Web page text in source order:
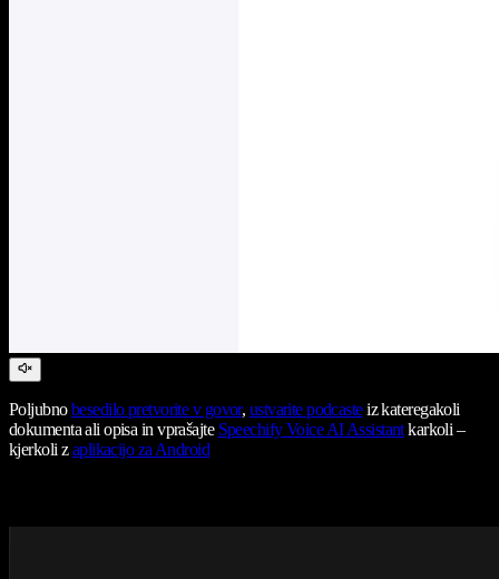
Poljubnobesedilo pretvorite v govor, ustvarite podcasteiz kateregakoli
dokumenta ali opisa in vprašajte Speechify Voice AI Assistantkarkoli –
kjerkoli zaplikacijo za Android